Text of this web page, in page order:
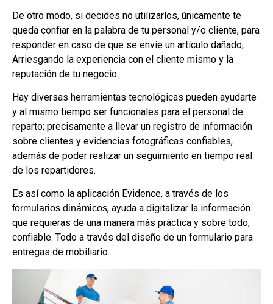
De otro modo, si decides no utilizarlos, únicamente te
queda confiar en la palabra de tu personal y/o cliente, para
responder en caso de que se envíe un artículo dañado;
Arriesgando la experiencia con el cliente mismo y la
reputación de tu negocio.
Hay diversas herramientas tecnológicas pueden ayudarte
y al mismo tiempo ser funcionales para el personal de
reparto; precisamente a llevar un registro de información
sobre clientes y evidencias fotográficas confiables,
además de poder realizar un seguimiento en tiempo real
de los repartidores.
Es así como la aplicación Evidence, a través de los
formularios dinámicos, ayuda a digitalizar la información
que requieras de una manera más práctica y sobre todo,
confiable. Todo a través del diseño de un formulario para
entregas de mobiliario.